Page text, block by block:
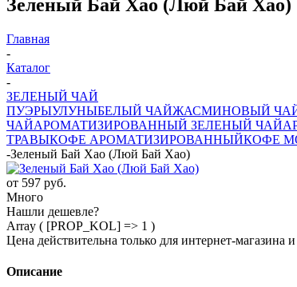
Зеленый Бай Хао (Люй Бай Хао)
Главная
-
Каталог
-
ЗЕЛЕНЫЙ ЧАЙ
ПУЭРЫУЛУНЫБЕЛЫЙ ЧАЙЖАСМИНОВЫЙ
ЧАЙАРОМАТИЗИРОВАННЫЙ ЗЕЛЕНЫЙ ЧАЙ
ТРАВЫКОФЕ АРОМАТИЗИРОВАННЫЙКОФЕ
-Зеленый Бай Хао (Люй Бай Хао)
от 597 руб.
Много
Нашли дешевле?
Array ( [PROP_KOL] => 1 )
Цена действительна только для интернет-
Описание